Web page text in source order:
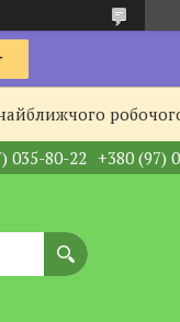
035-80-22 +380 (97)